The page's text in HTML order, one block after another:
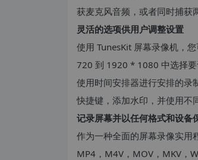
获麦克风音频，或者同时捕获
灵活的选项供用户调整设置
使用 TunesKit 屏幕录像机，
720 到 1920 * 1080 中选择要
使用时间安排器进行安排的录
快捷键，添加水印，并使用不
记录屏幕并以任何格式和设备
作为一种全面的屏幕录像实用
MP4，M4V，MOV，MKV，